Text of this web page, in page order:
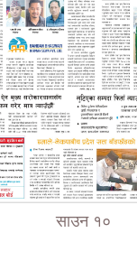
साउन १०